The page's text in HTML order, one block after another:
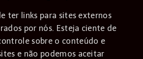
ter links para sites externos
por nós. Esteja ciente de
sobre o conteúdo e
e não podemos aceitar